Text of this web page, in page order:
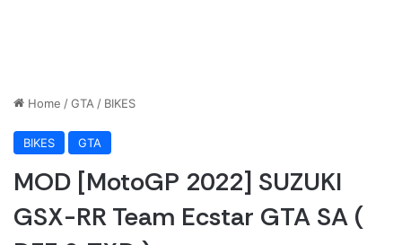
Home /GTA / BIKES
BIKES GTA
MOD [MotoGP 2022] SUZUKI
GSX-RR Team Ecstar GTA SA (